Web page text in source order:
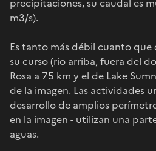
m3/s).
Es tanto más débil cuanto que
su curso (río arriba, fuera del
Rosa a 75 km y el de Lake
de la imagen. Las actividades
desarrollo de amplios
en la imagen - utilizan una
aguas.